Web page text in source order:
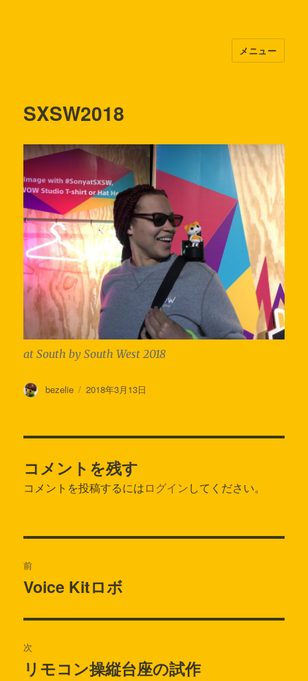
メニュー
SXSW2018
at South by South West 2018
投
bezelie
投
2018年3月13日
コメントを残す
コメントを投稿するには ログイン してください。
稿
ビ
ゲ
前
過
の
投
稿:
Voice Kitロボ
次
次
リモコン操縦台座の試作